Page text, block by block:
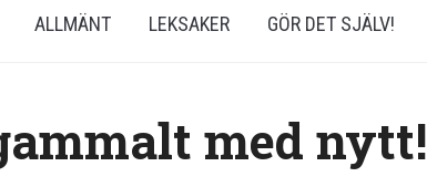
ALLMÄNT LEKSAKER GÖR DET SJÄLV!
med nytt!